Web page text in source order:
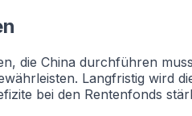
die China durchführen
Langfristig
bei den Rentenfonds